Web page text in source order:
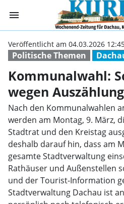
menu
Politische Themen
Veröffentlicht am 04.03.2026
Kommunalwahl:
wegen Auszählung
Nach den Kommunalwahlen
werden am Montag, 9. März,
Stadtrat und den Kreistag
deshalb darauf hin, dass am
gesamte Stadtverwaltung
Rathäuser und Außenstellen
und der Tourist-Information
Stadtverwaltung Dachau ist